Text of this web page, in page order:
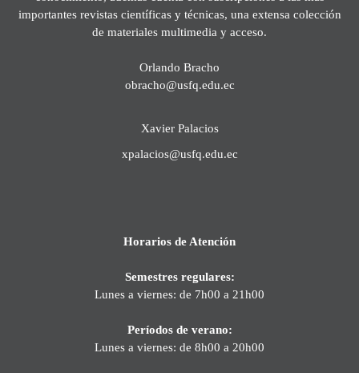
importantes revistas científicas y técnicas, una extensa colección
de materiales multimedia y acceso.
Orlando Bracho
obracho@usfq.edu.ec
Xavier Palacios
xpalacios@usfq.edu.ec
Horarios de Atención
Semestres regulares:
Lunes a viernes: de 7h00 a 21h00
Períodos de verano:
Lunes a viernes: de 8h00 a 20h00